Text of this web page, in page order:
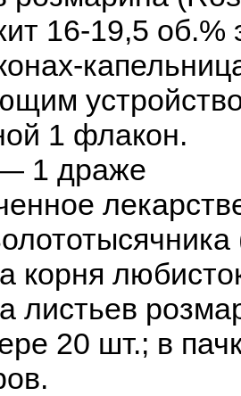
16-19,5
1 флакон.
1 драже
корня
листьев
20 шт.; в